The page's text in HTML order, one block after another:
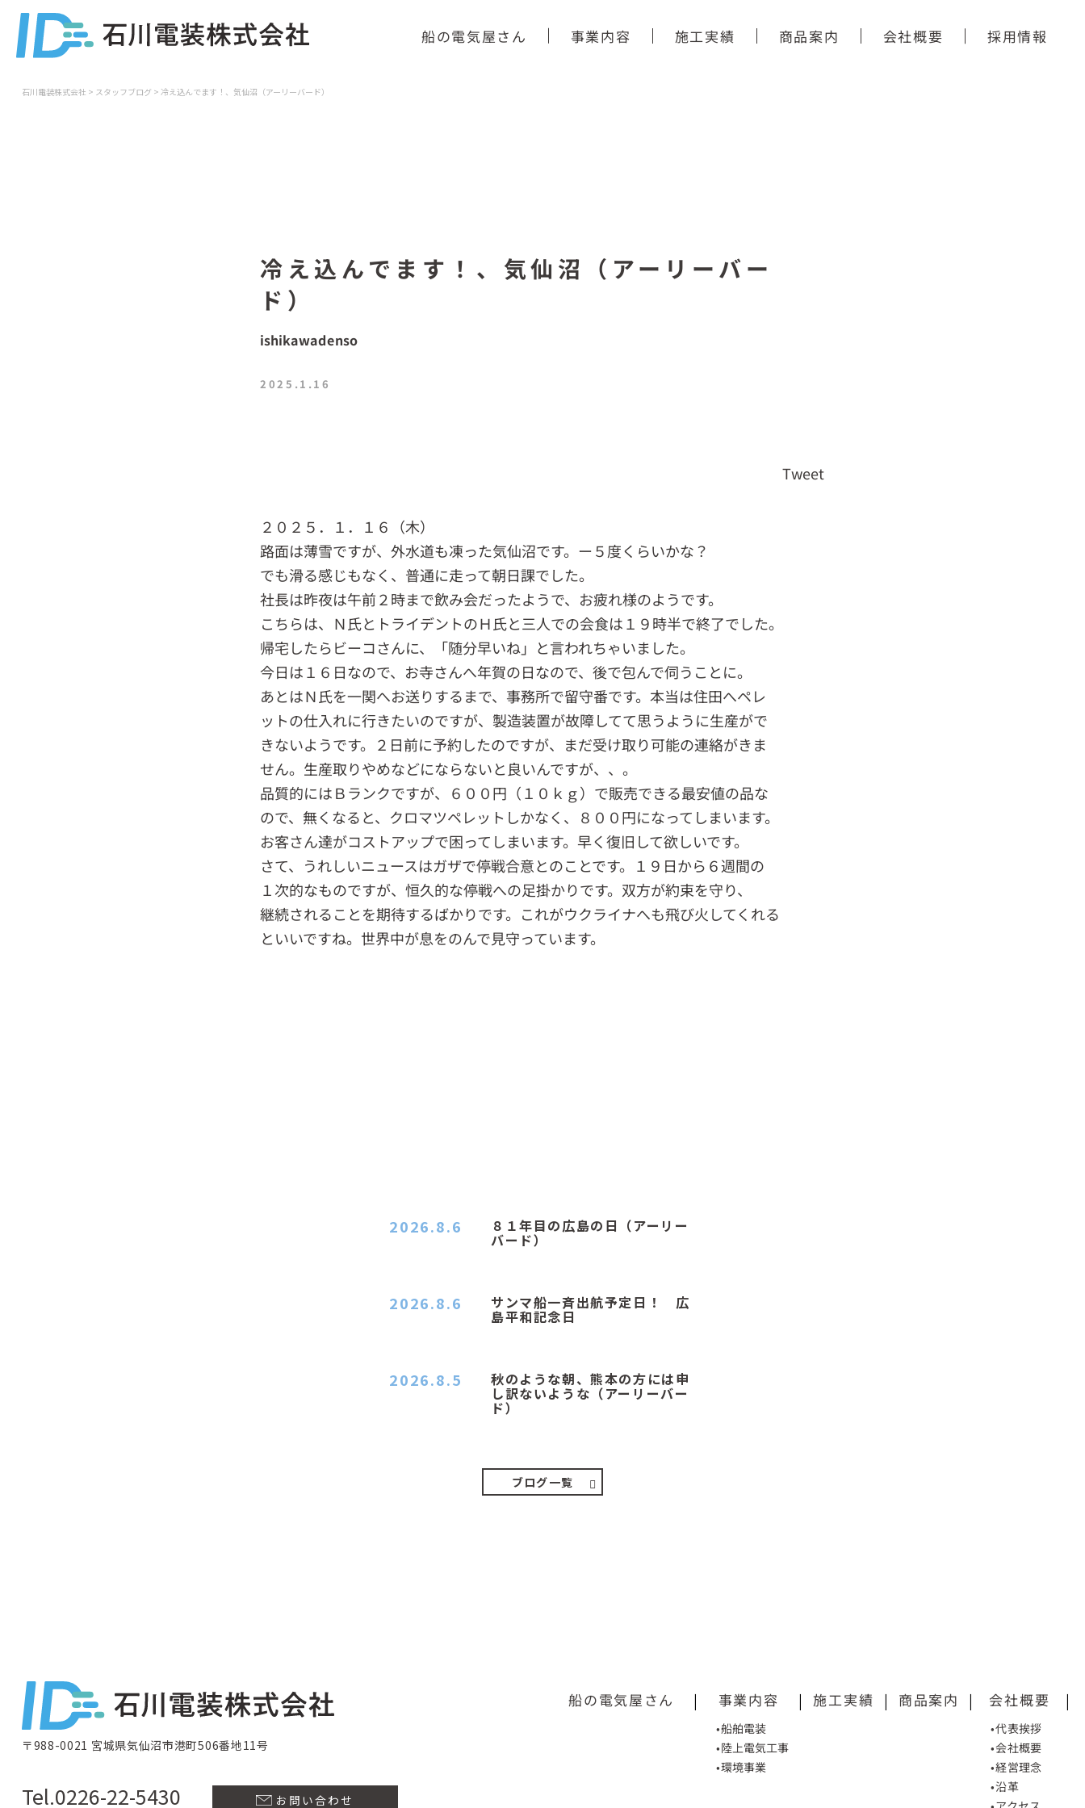
船の電気屋さん 事業内容 施工実績 商品案内 会社概要 採用情報
石川電装株式会社 > スタッフブログ > 冷え込んでます！、気仙沼（アーリーバード）
冷え込んでます！、気仙沼（アーリーバー
ド）
ishikawadenso
2025.1.16
Tweet
２０２５．１．１６（木）
路面は薄雪ですが、外水道も凍った気仙沼です。ー５度くらいかな？
でも滑る感じもなく、普通に走って朝日課でした。
社長は昨夜は午前２時まで飲み会だったようで、お疲れ様のようです。
こちらは、Ｎ氏とトライデントのＨ氏と三人での会食は１９時半で終了でした。
帰宅したらビーコさんに、「随分早いね」と言われちゃいました。
今日は１６日なので、お寺さんへ年賀の日なので、後で包んで伺うことに。
あとはＮ氏を一関へお送りするまで、事務所で留守番です。本当は住田へペレ
ットの仕入れに行きたいのですが、製造装置が故障してて思うように生産がで
きないようです。２日前に予約したのですが、まだ受け取り可能の連絡がきま
せん。生産取りやめなどにならないと良いんですが、、。
品質的にはＢランクですが、６００円（１０ｋｇ）で販売できる最安値の品な
ので、無くなると、クロマツペレットしかなく、８００円になってしまいます。
お客さん達がコストアップで困ってしまいます。早く復旧して欲しいです。
さて、うれしいニュースはガザで停戦合意とのことです。１９日から６週間の
１次的なものですが、恒久的な停戦への足掛かりです。双方が約束を守り、
継続されることを期待するばかりです。これがウクライナへも飛び火してくれる
といいですね。世界中が息をのんで見守っています。
８１年目の広島の日（アーリー
バード）
2026.8.6
サンマ船一斉出航予定日！ 広
島平和記念日
2026.8.6
秋のような朝、熊本の方には申
し訳ないような（アーリーバー
ド）
2026.8.5
ブログ一覧
〒988-0021 宮城県気仙沼市港町506番地11号
Tel.0226-22-5430 お問い合わせ
船の電気屋さん | 事業内容
•船舶電装
•陸上電気工事
•環境事業
| 施工実績 | 商品案内 | 会社概要
•代表挨拶
•会社概要
•経営理念
•沿革
|